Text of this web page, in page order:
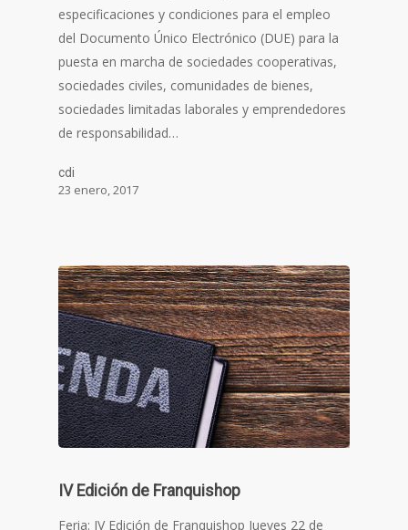
especificaciones y condiciones para el empleo
del Documento Único Electrónico (DUE) para la
puesta en marcha de sociedades cooperativas,
sociedades civiles, comunidades de bienes,
sociedades limitadas laborales y emprendedores
de responsabilidad…
cdi
23 enero, 2017
IV Edición de Franquishop
Feria: IV Edición de Franquishop Jueves 22 de